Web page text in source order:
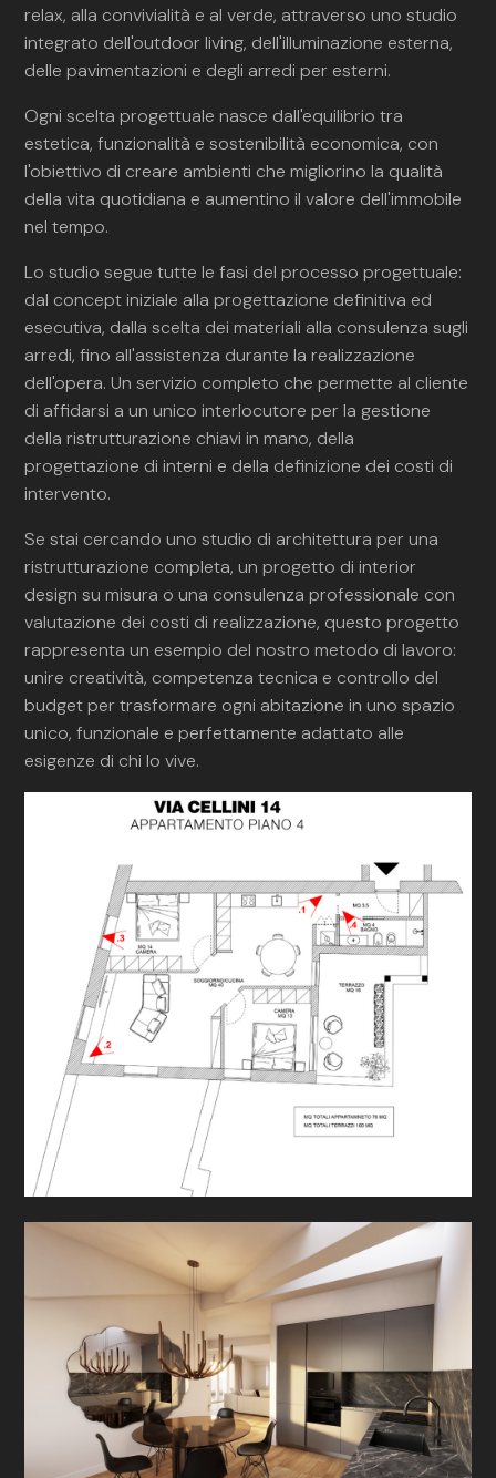
HOME
PROGETTI
PRODOTTI
CONTATTO
relax, alla convivialità e al verde, attraverso uno studio
integrato dell'outdoor living, dell'illuminazione esterna,
delle pavimentazioni e degli arredi per esterni.
Ogni scelta progettuale nasce dall'equilibrio tra
estetica, funzionalità e sostenibilità economica, con
l'obiettivo di creare ambienti che migliorino la qualità
della vita quotidiana e aumentino il valore dell'immobile
nel tempo.
Lo studio segue tutte le fasi del processo progettuale:
dal concept iniziale alla progettazione definitiva ed
esecutiva, dalla scelta dei materiali alla consulenza sugli
arredi, fino all'assistenza durante la realizzazione
dell'opera. Un servizio completo che permette al cliente
di affidarsi a un unico interlocutore per la gestione
della ristrutturazione chiavi in mano, della
progettazione di interni e della definizione dei costi di
intervento.
Se stai cercando uno studio di architettura per una
ristrutturazione completa, un progetto di interior
design su misura o una consulenza professionale con
valutazione dei costi di realizzazione, questo progetto
rappresenta un esempio del nostro metodo di lavoro:
unire creatività, competenza tecnica e controllo del
budget per trasformare ogni abitazione in uno spazio
unico, funzionale e perfettamente adattato alle
esigenze di chi lo vive.